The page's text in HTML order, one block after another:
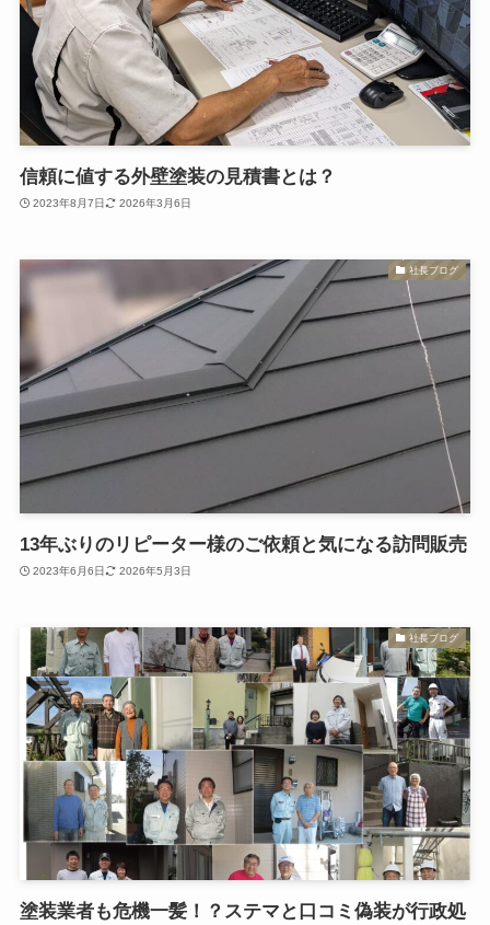
信頼に値する外壁塗装の見積書とは？
2023年8月7日 2026年3月6日
社長ブログ
13年ぶりのリピーター様のご依頼と気になる訪問販売
2023年6月6日 2026年5月3日
社長ブログ
塗装業者も危機一髪！？ステマと口コミ偽装が行政処